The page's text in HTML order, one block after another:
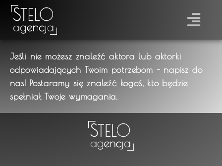
Jeśli nie możesz znaleźć aktora lub aktorki
odpowiadających Twoim potrzebom - napisz do
nas! Postaramy się znaleźć kogoś, kto będzie
spełniał Twoje wymagania.